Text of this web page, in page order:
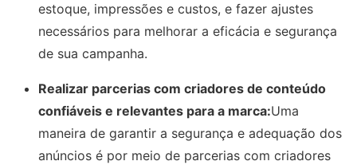
estoque, impressões e custos, e fazer ajustes
necessários para melhorar a eficácia e segurança
de sua campanha.
Realizar parcerias com criadores de conteúdo
confiáveis e relevantes para a marca:Uma
maneira de garantir a segurança e adequação dos
anúncios é por meio de parcerias com criadores